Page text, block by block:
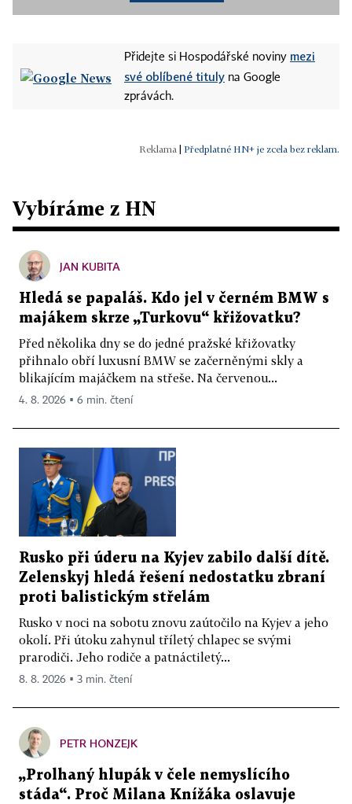
Přidejte si Hospodářské noviny mezi
své oblíbené tituly na Google
zprávách.
Předplatné HN+ je zcela bez reklam.
Vybíráme z HN
JAN KUBITA
Hledá se papaláš. Kdo jel v černém BMW s
majákem skrze „Turkovu“ křižovatku?
Před několika dny se do jedné pražské křižovatky
přihnalo obří luxusní BMW se začerněnými skly a
blikajícím majáčkem na střeše. Na červenou...
4. 8. 2026 ▪ 6 min. čtení
Rusko při úderu na Kyjev zabilo další dítě.
Zelenskyj hledá řešení nedostatku zbraní
proti balistickým střelám
Rusko v noci na sobotu znovu zaútočilo na Kyjev a jeho
okolí. Při útoku zahynul tříletý chlapec se svými
prarodiči. Jeho rodiče a patnáctiletý...
8. 8. 2026 ▪ 3 min. čtení
PETR HONZEJK
„Prolhaný hlupák v čele nemyslícího
stáda“. Proč Milana Knížáka oslavuje